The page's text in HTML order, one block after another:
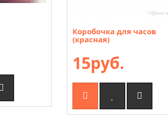
Коробочка для часов
(красная)
15руб.